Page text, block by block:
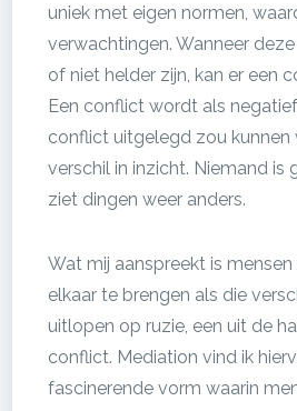
uniek met eigen normen,
verwachtingen. Wanneer
of niet helder zijn, kan er een
Een conflict wordt als
conflict uitgelegd zou kunnen
verschil in inzicht. Niemand is
ziet dingen weer anders.
Wat mij aanspreekt is
elkaar te brengen als die
uitlopen op ruzie, een uit de
conflict. Mediation vind ik
fascinerende vorm waarin